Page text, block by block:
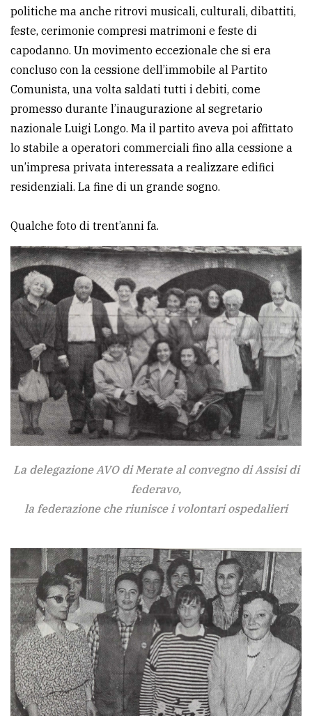
politiche ma anche ritrovi musicali, culturali, dibattiti,
feste, cerimonie compresi matrimoni e feste di
capodanno. Un movimento eccezionale che si era
concluso con la cessione dell’immobile al Partito
Comunista, una volta saldati tutti i debiti, come
promesso durante l’inaugurazione al segretario
nazionale Luigi Longo. Ma il partito aveva poi affittato
lo stabile a operatori commerciali fino alla cessione a
un’impresa privata interessata a realizzare edifici
residenziali. La fine di un grande sogno.
Qualche foto di trent’anni fa.
La delegazione AVO di Merate al convegno di Assisi di
federavo,
la federazione che riunisce i volontari ospedalieri